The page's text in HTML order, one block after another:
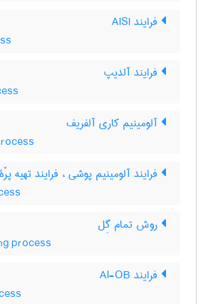
فرایند AISI
فرایند آلدیپ
آلومینیم کاری آلفریف
فرایند آلومینیم پوشی ، فرایند تهیه
روش تمام گِل
process
فرایند Al-OB